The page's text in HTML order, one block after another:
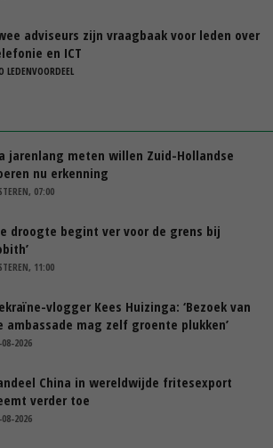
adviseurs zijn vraagbaak voor leden over
en ICT
LEDENVOORDEEL
jarenlang meten willen Zuid-Hollandse
nu erkenning
07:00
droogte begint ver voor de grens bij
11:00
vlogger Kees Huizinga: ‘Bezoek van
ambassade mag zelf groente plukken’
2026
China in wereldwijde fritesexport
verder toe
2026